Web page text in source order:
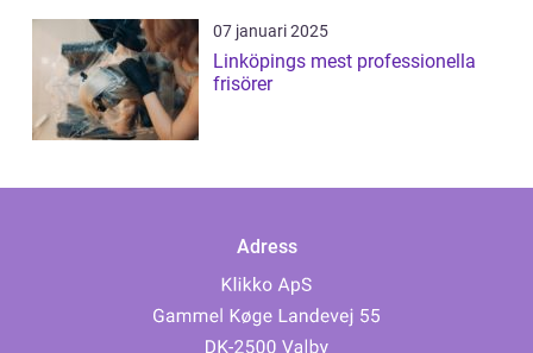
07 januari 2025
Linköpings mest professionella
frisörer
Adress